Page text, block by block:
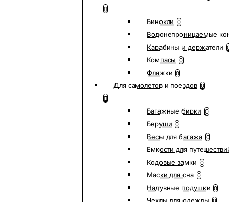
Бинокли 0
Водонепроницаемые
Карабины и держатели
Компасы 0
Фляжки 0
Для самолетов и поездов 0
Багажные бирки 0
Беруши 0
Весы для багажа 0
Емкости для
Кодовые замки 0
Маски для сна 0
Надувные подушки 0